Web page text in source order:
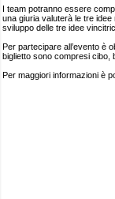
I team potranno essere
una giuria valuterà le tre
sviluppo delle tre idee
Per partecipare all’evento è
biglietto sono compresi cibo,
Per maggiori informazioni è